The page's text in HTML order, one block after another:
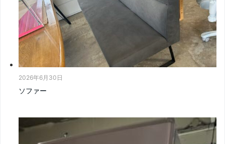
2026年6月30日
ソファー